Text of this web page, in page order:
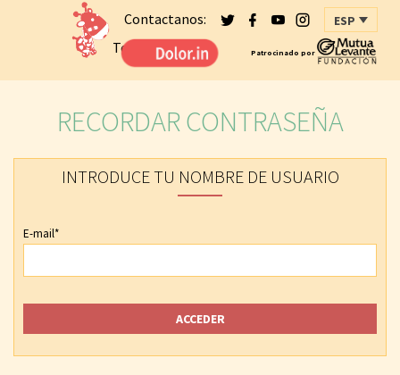
Contactanos: ESP
Patrocinado por
Tel: 629217951
RECORDAR CONTRASEÑA
INTRODUCE TU NOMBRE DE USUARIO
E-mail*
ACCEDER